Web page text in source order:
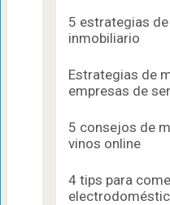
5 estrategias
inmobiliario
Estrategias de
empresas de
5 consejos de
vinos online
4 tips para